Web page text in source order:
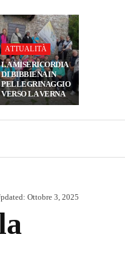
ATTUALITÀ
LA MISERICORDIA
DI BIBBIENA IN
PELLEGRINAGGIO
VERSO LA VERNA
Ottobre 3, 2025